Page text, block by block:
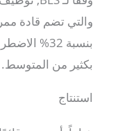
والتي تضم قادة
بكثير من المتوسط.
استنتاج